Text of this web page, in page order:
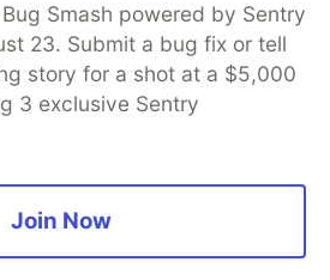
Smash powered by Sentry
23. Submit a bug fix or tell
story for a shot at a $5,000
3 exclusive Sentry
Join Now
DEV Help
Advertise on DEV
DEV Showcase About
Contact
Database
DEV Shop
MLH
Privacy Policy
Terms of Use
open source software that powers
inclusive communities.